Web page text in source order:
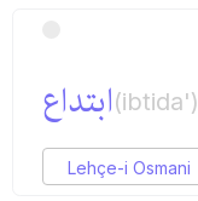
ابتداع(ibtida')
Lehçe-i Osmani